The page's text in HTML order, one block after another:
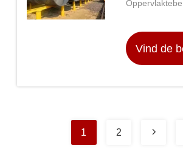
bulk, in
coating
Vind de
1 2